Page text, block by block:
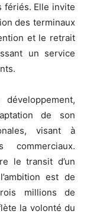
fériés. Elle invite
des terminaux
et le retrait
un service
de son
visant à
commerciaux.
le transit d’un
est de
millions de
la volonté du